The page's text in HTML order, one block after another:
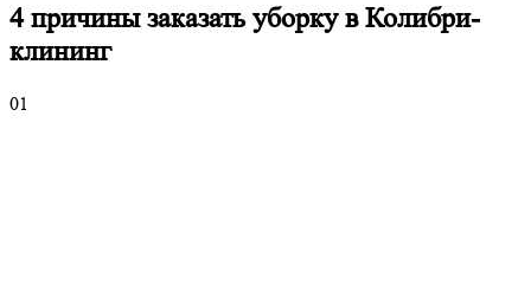
4 причинызаказать уборку в Колибри-
клининг
01